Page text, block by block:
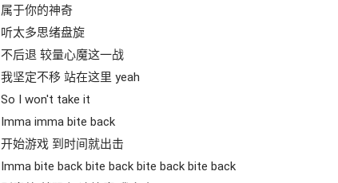
属于你的神奇
听太多思绪盘旋
不后退 较量心魔这一战
我坚定不移 站在这里 yeah
So I won't take it
Imma imma bite back
开始游戏 到时间就出击
Imma bite back bite back bite back bite back